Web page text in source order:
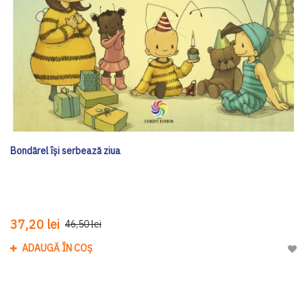
Bondărel își serbează ziua
37,20 lei 46,50 lei
ADAUGĂ ÎN COȘ